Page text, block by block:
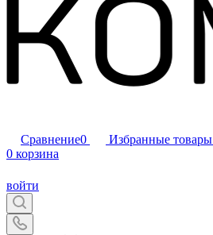
Сравнение0 Избранные товары
0 корзина
войти